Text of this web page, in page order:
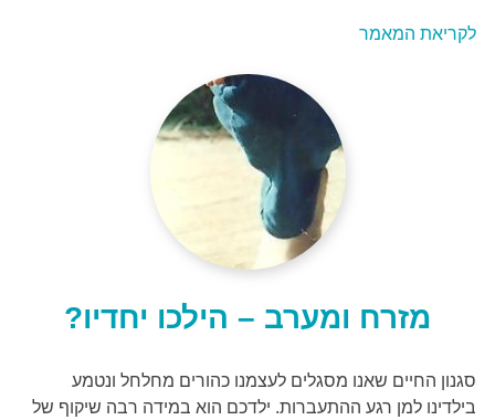
לקריאת המאמר
מזרח ומערב – הילכו יחדיו?
סגנון החיים שאנו מסגלים לעצמנו כהורים מחלחל ונטמע
בילדינו למן רגע ההתעברות. ילדכם הוא במידה רבה שיקוף של